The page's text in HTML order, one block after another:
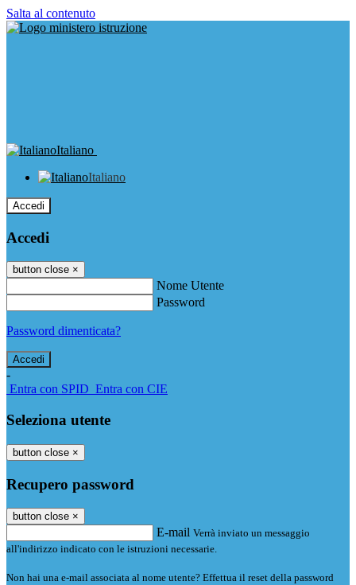
Salta al contenuto
Italiano
Italiano
Accedi
Accedi
button close ×
Nome Utente
Password
Password dimenticata?
-
Entra con SPID Entra con CIE
Seleziona utente
button close ×
Recupero password
button close ×
E-mail Verrà inviato un messaggio
all'indirizzo indicato con le istruzioni necessarie.
Non hai una e-mail associata al nome utente? Effettua il reset della password